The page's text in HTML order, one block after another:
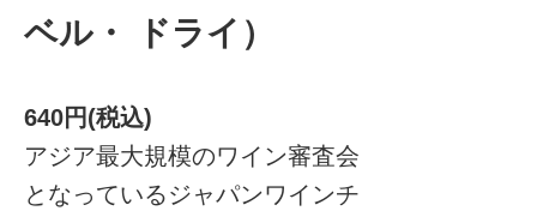
ベル・ ドライ）
640円(税込)
アジア最大規模のワイン審査会
となっているジャパンワインチ